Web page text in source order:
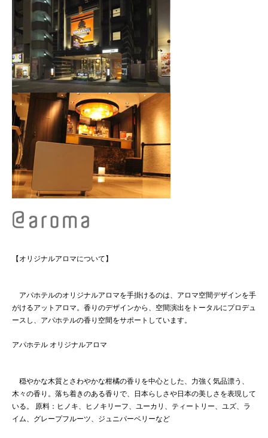
【オリジナルアロマについて】
アパホテルのオリジナルアロマを手掛けるのは、アロマ空間デザインを手
がけるアットアロマ。香りのデザインから、空間演出をトータルにプロデュ
ースし、アパホテルの香り空間をサポートしています。
アパホテル オリジナルアロマ
穏やかな木質とさわやかな柑橘の香りを中心とした、力強く気品漂う、
木々の香り。落ち着きのある香りで、日本らしさや日本の美しさを表現して
いる。 原料：ヒノキ、ヒノキリーフ、ユーカリ、ティートリー、ユズ、ラ
イム、グレープフルーツ、ジュニパーベリーなど